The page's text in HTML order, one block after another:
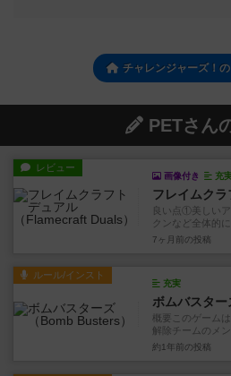
チャレンジャーズ！
PETさん
レビュー
画像付き 充
フレイムク
良い点①美しい
クンなど全体的
7ヶ月前 の投稿
ルール/インスト
充実
ボムバスター
概要このゲーム
解除チームのメ
約1年前 の投稿